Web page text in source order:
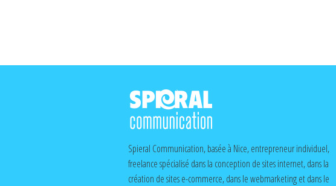
Spieral Communication, basée à Nice, entrepreneur individuel,
freelance spécialisé dans la conception de sites internet, dans la
création de sites e-commerce, dans le webmarketing et dans le